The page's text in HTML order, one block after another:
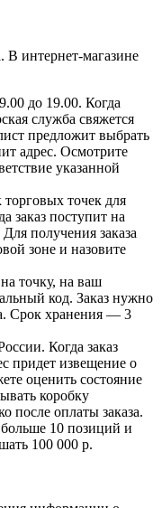
В интернет-магазине
до 19.00. Когда
служба свяжется
предложит выбрать
адрес. Осмотрите
указанной
точек для
заказ поступит на
получения заказа
зоне и назовите
точку, на ваш
код. Заказ нужно
Срок хранения — 3
Когда заказ
придет извещение о
оценить состояние
коробку
после оплаты заказа.
10 позиций и
100 000 р.